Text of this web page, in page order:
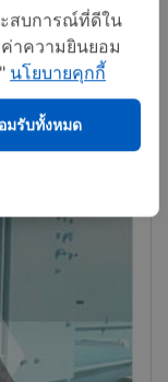
แชร์
ะสบการณ์ที่ดีใน
าความยินยอม
นโยบายคุกกี้
มรับทั้งหมด